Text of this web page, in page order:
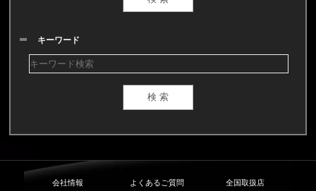
キーワード
会社情報 よくあるご質問 全国取扱店